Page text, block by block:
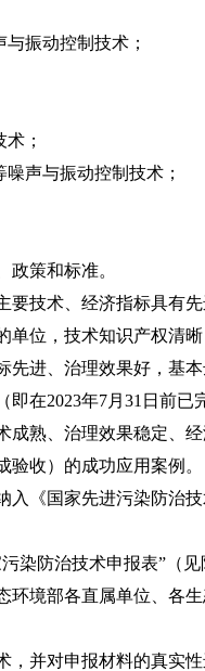
振动控制技术；
；
声与振动控制技术；
策和标准。
技术、经济指标具有先
位，技术知识产权清晰
进、治理效果好，基本
在2023年7月31日前已
熟、治理效果稳定、经
验收）的成功应用案例。
《国家先进污染防治技
防治技术申报表”（见
环境部各直属单位、各
并对申报材料的真实性